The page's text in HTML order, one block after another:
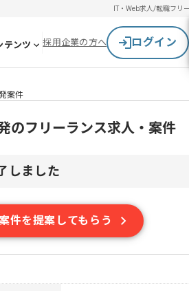
IT・Web求人/転職フリ
テンツ 採用企業の方へ ログイン
案件
のフリーランス求人・案件
しました
件を提案してもらう